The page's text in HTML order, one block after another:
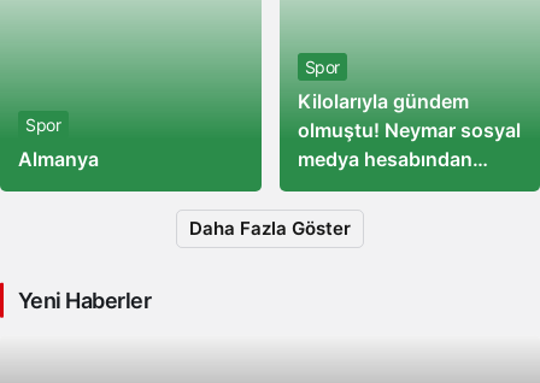
Spor
Almanya
Spor
Kilolarıyla gündem
olmuştu! Neymar sosyal
medya hesabından
paylaştığı videoda
kendisini eleştirenlere el
hareketi çekti
Daha Fazla Göster
Yeni Haberler